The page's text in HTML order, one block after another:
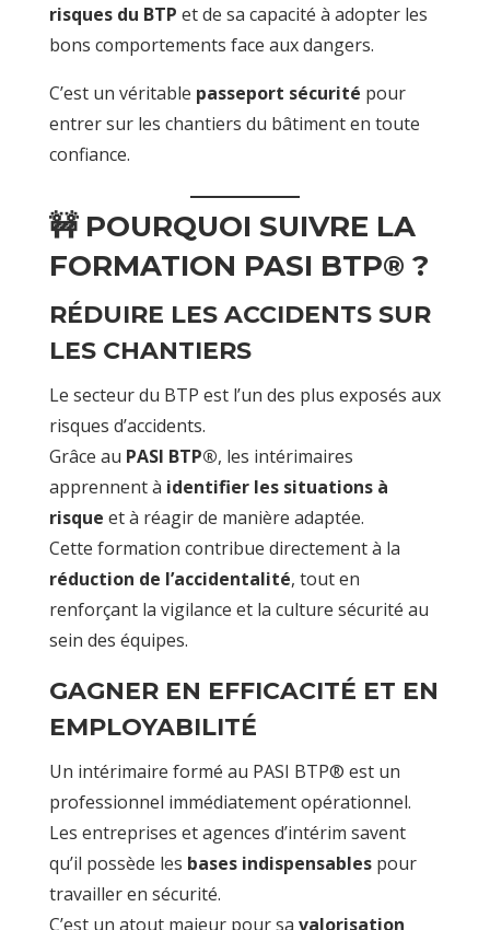
risques du BTP et de sa capacité à adopter les
bons comportements face aux dangers.
C’est un véritable passeport sécurité pour
entrer sur les chantiers du bâtiment en toute
confiance.
🚧 POURQUOI SUIVRE LA
FORMATION PASI BTP® ?
RÉDUIRE LES ACCIDENTS SUR
LES CHANTIERS
Le secteur du BTP est l’un des plus exposés aux
risques d’accidents.
Grâce au PASI BTP®, les intérimaires
apprennent à identifier les situations à
risque et à réagir de manière adaptée.
Cette formation contribue directement à la
réduction de l’accidentalité, tout en
renforçant la vigilance et la culture sécurité au
sein des équipes.
GAGNER EN EFFICACITÉ ET EN
EMPLOYABILITÉ
Un intérimaire formé au PASI BTP® est un
professionnel immédiatement opérationnel.
Les entreprises et agences d’intérim savent
qu’il possède les bases indispensablespour
travailler en sécurité.
C’est un atout majeur pour sa valorisation